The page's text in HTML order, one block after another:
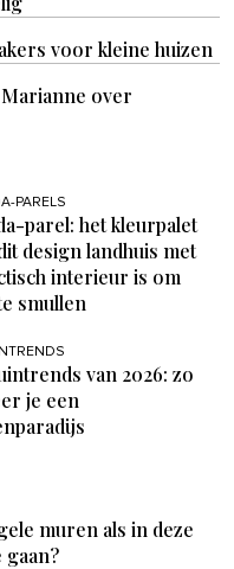
voor kleine huizen
over
PARELS
parel: het kleurpalet
design landhuis met
interieur is om
smullen
van 2026: zo
je een
muren als in deze